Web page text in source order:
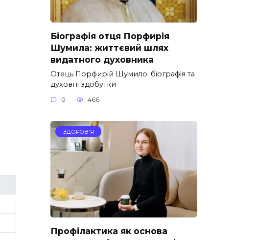
Біографія отця Порфирія
Шумила: життєвий шлях
видатного духовника
Отець Порфирій Шумило: біографія та
духовні здобутки
0 466
ЗДОРОВ'Я
Профілактика як основа